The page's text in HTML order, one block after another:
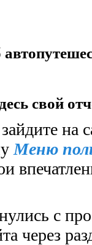
свой
на
Меню
с
через